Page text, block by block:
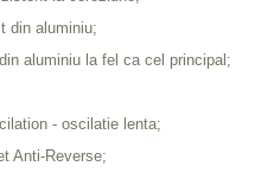
din aluminiu;
aluminiu la fel ca cel principal;
- oscilatie lenta;
Anti-Reverse;